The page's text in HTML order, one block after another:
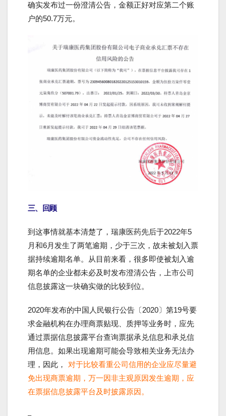
确实发布过一份澄清公告，金额正好对应第二个账
户的50.7万元。
三、回顾
到这事情就基本清楚了，瑞康医药先后于2022年5
月和6月发生了两笔逾期，少于三次，故未被划入票
据持续逾期名单。从目前来看，很多即使被划入逾
期名单的企业都未必及时发布澄清公告，上市公司
信息披露这一块确实做的比较到位。
2020年发布的中国人民银行公告〔2020〕第19号要
求金融机构在办理商票贴现、质押等业务时，应先
通过票据信息披露平台查询票据承兑信息和承兑信
用信息。如果出现逾期可能会导致相关业务无法办
理，因此，
对于比较看重公司信用的企业应尽量避
免出现商票逾期，万一因非主观原因发生逾期，应
在票据信息披露平台及时披露原因。